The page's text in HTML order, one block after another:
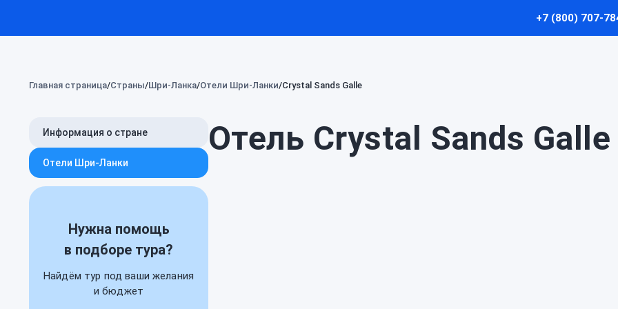
+7 (800) 707-
Главная страница Страны Шри-Ланка Отели Шри-Ланки Crystal Sands Galle
Отель Crystal Sands
Информация о стране
Отели Шри-Ланки
Нужна помощь
в подборе тура?
Найдём тур под ваши желания
и бюджет